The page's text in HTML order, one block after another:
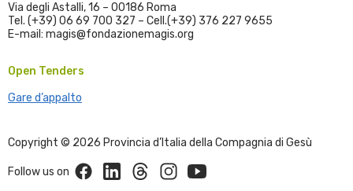
Via degli Astalli, 16 – 00186 Roma
Tel. (+39) 06 69 700 327 – Cell.(+39) 376 227 9655
E-mail: magis@fondazionemagis.org
Open Tenders
Gare d’appalto
Copyright © 2026 Provincia d’Italia della Compagnia di Gesù
Follow us on FacebookLinkedinThreadsInstagramYoutube